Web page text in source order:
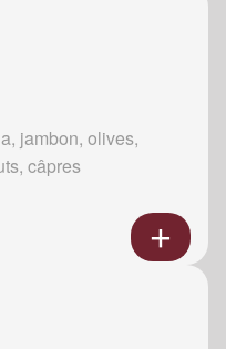
jambon, olives,
câpres